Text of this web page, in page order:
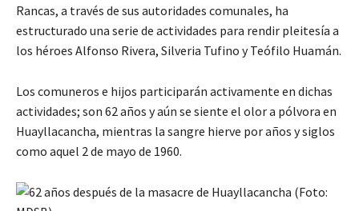
Rancas, a través de sus autoridades comunales, ha
estructurado una serie de actividades para rendir pleitesía a
los héroes Alfonso Rivera, Silveria Tufino y Teófilo Huamán.
Los comuneros e hijos participarán activamente en dichas
actividades; son 62 años y aún se siente el olor a pólvora en
Huayllacancha, mientras la sangre hierve por años y siglos
como aquel 2 de mayo de 1960.